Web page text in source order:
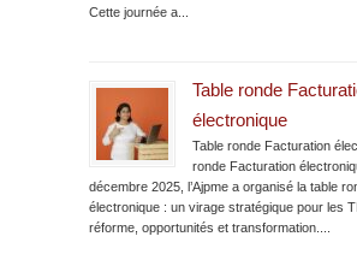
Cette journée a...
Table ronde
électronique
Table ronde Facturation
ronde Facturation
décembre 2025, l’Ajpme a organisé la table
électronique : un virage stratégique pour les
réforme, opportunités et transformation....